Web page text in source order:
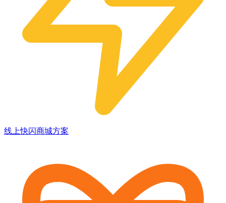
线上快闪商城方案